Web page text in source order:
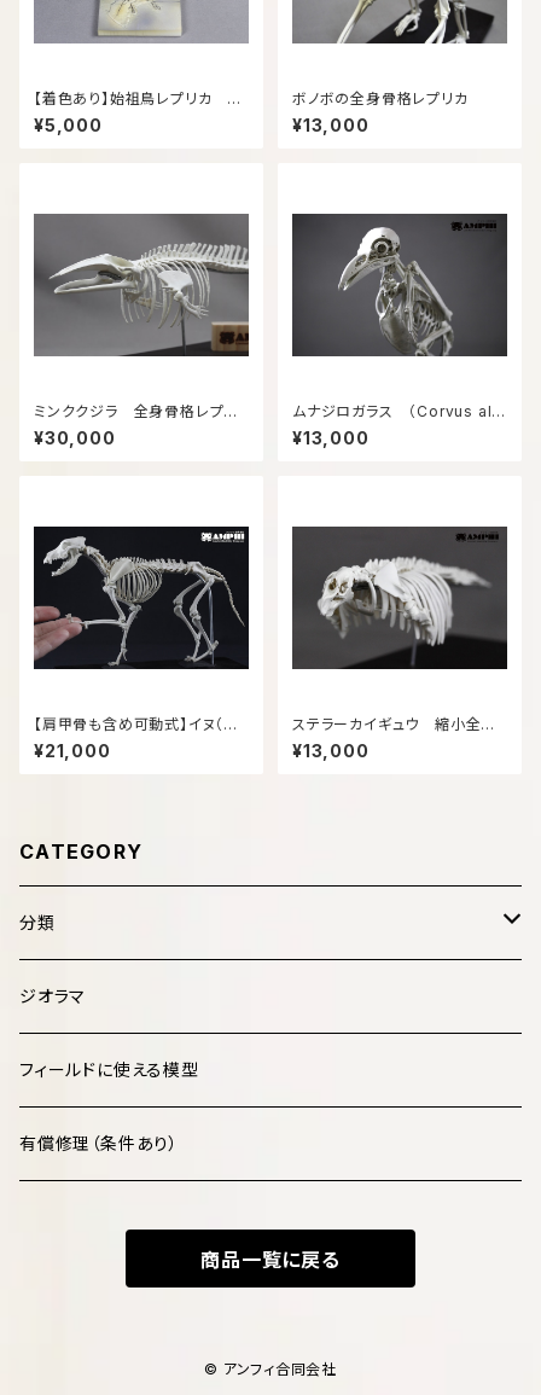
【着色あり】始祖鳥レプリカ 約
12㎝
¥5,000
ボノボの全身骨格レプリカ
¥13,000
ミンククジラ 全身骨格レプリ
カ 40cm
¥30,000
ムナジロガラス （Corvus alb
us）等倍全身骨格レプリカ
¥13,000
【肩甲骨も含め可動式】イヌ（Ca
nis lupus familiaris） 縮小
全身骨格レプリカ 【movable
type】Dog, miniature whole
¥21,000
ステラーカイギュウ 縮小全身
骨格レプリカ 1/20スケール
¥13,000
CATEGORY
分類
哺乳類 Mammalia
鳥類 Aves
爬虫類 Reptilia
魚類 Pisces
ジオラマ
フィールドに使える模型
有償修理（条件あり）
商品一覧に戻る
© アンフィ合同会社